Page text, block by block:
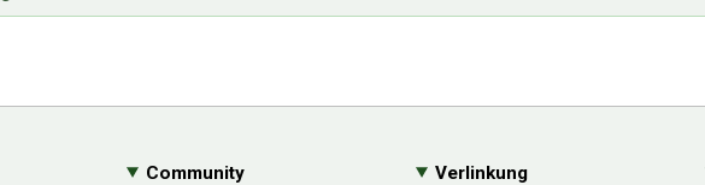
Community Verlinkung